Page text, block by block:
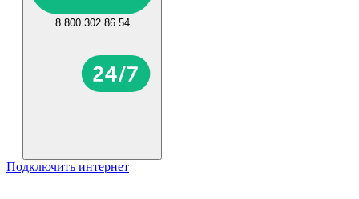
8 800 302 86 54
Подключить интернет